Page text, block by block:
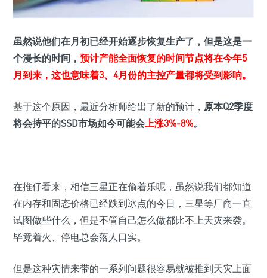
虽然说他们在月初已经开始逐步恢复生产了，但是这是一
个漫长的时间， 预计产能全面恢复的时间节点将在今年5
月到来，这也意味着3、4月份的主控产量都将受到影响。
基于这个原因，最近分析师给出了新的预计， 原本Q2季度
将会持平的SSD市场如今可能会 上涨3%-8%。
在推仔看来，相信三星正在偷着乐呢，虽然说我们都知道
在内存和固态价格已经跌到冰点的今日，三星等厂商一直
试图做些什么，但是不管自己怎么做都比不上天灾来袭。
毕竟着火、停电总会落人口实。
但是这种灾情来带的一系列问题很容易就被推到天灾上面